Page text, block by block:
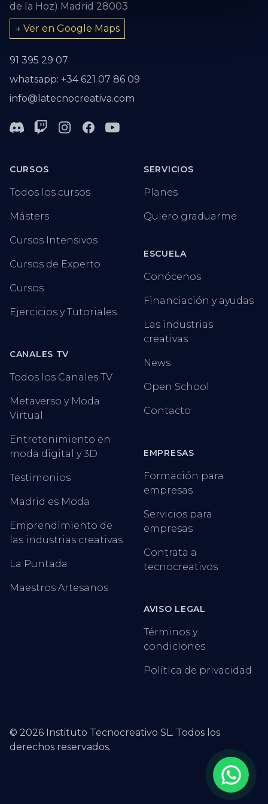
de la Hoz) Madrid 28003
→ Ver en Google Maps
91 395 29 07
whatsapp: +34 621 07 86 09
info@latecnocreativa.com
DiscordTwitchInstagramFacebookYoutube
CURSOS
Todos los cursos
Másters
Cursos Intensivos
Cursos de Experto
Cursos
Ejercicios y Tutoriales
CANALES TV
Todos los Canales TV
Metaverso y Moda
Virtual
Entretenimiento en
moda digital y 3D
Testimonios
Madrid es Moda
Emprendimiento de
las industrias creativas
La Puntada
Maestros Artesanos
SERVICIOS
Planes
Quiero graduarme
ESCUELA
Conócenos
Financiación y ayudas
Las industrias
creativas
News
Open School
Contacto
EMPRESAS
Formación para
empresas
Servicios para
empresas
Contrata a
tecnocreativos
AVISO LEGAL
Términos y
condiciones
Política de privacidad
© 2026 Instituto Tecnocreativo SL. Todos los
derechos reservados.